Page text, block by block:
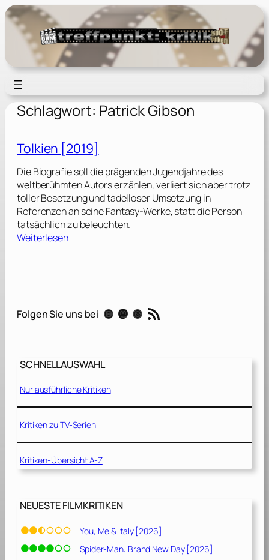
Zum
Inhalt
springen
Schlagwort: Patrick Gibson
Tolkien [2019]
Die Biografie soll die prägenden Jugendjahre des
weltberühmten Autors erzählen, verliert sich aber trotz
toller Besetzung und tadelloser Umsetzung in
Referenzen an seine Fantasy-Werke, statt die Person
tatsächlich zu beleuchten.
Weiterlesen:
e
0
9
]
Folgen Sie uns bei Instagram Mastodon Threads RSS-Feed
SCHNELLAUSWAHL
Nur ausführliche Kritiken
Kritiken zu TV-Serien
Kritiken-Übersicht A-Z
NEUESTE FILMKRITIKEN
You, Me & Italy [2026]
Spider-Man: Brand New Day [2026]